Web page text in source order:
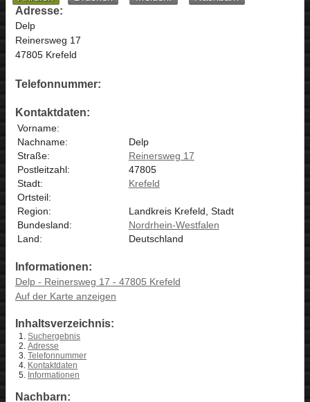
Adresse:
Delp
Reinersweg 17
47805 Krefeld
Telefonnummer:
Kontaktdaten:
Vorname:
Nachname:
Delp
Straße:
Reinersweg 17
Postleitzahl:
47805
Stadt:
Krefeld
Ortsteil:
Region:
Landkreis Krefeld, Stadt
Bundesland:
Nordrhein-Westfalen
Land:
Deutschland
Informationen:
Delp - Reinersweg 17 - 47805 Krefeld
Auf der Karte anzeigen
Inhaltsverzeichnis:
Suchergebnis
Adresse
Telefonnummer
Kontaktdaten
Informationen
Nachbarn: